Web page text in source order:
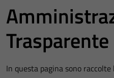
Trasparente
In questa pagina sono